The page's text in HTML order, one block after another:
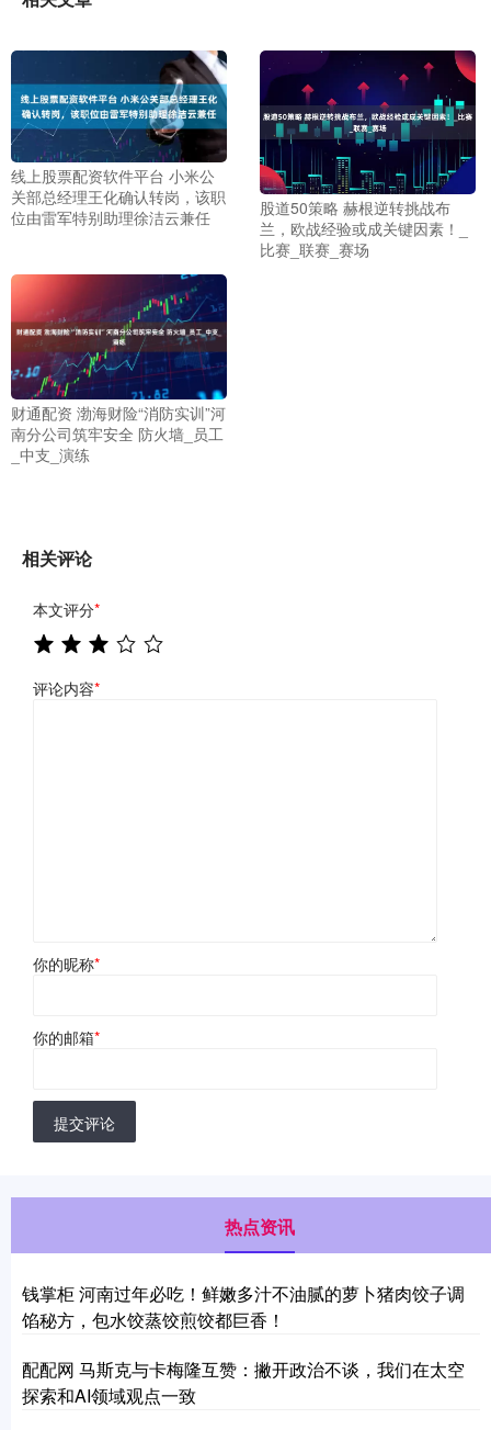
线上股票配资软件平台 小米公
关部总经理王化确认转岗，该职
位由雷军特别助理徐洁云兼任
股道50策略 赫根逆转挑战布
兰，欧战经验或成关键因素！_
比赛_联赛_赛场
财通配资 渤海财险“消防实训”河
南分公司筑牢安全 防火墙_员工
_中支_演练
相关评论
本文评分*
评论内容*
你的昵称*
你的邮箱*
提交评论
热点资讯
钱掌柜 河南过年必吃！鲜嫩多汁不油腻的萝卜猪肉饺子调
馅秘方，包水饺蒸饺煎饺都巨香！
配配网 马斯克与卡梅隆互赞：撇开政治不谈，我们在太空
探索和AI领域观点一致